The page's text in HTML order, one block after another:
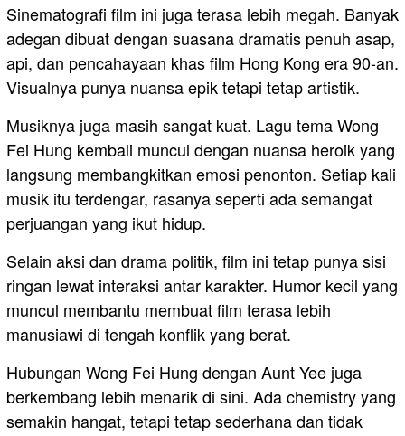
Sinematografi film ini juga terasa lebih megah. Banyak
adegan dibuat dengan suasana dramatis penuh asap,
api, dan pencahayaan khas film Hong Kong era 90-an.
Visualnya punya nuansa epik tetapi tetap artistik.
Musiknya juga masih sangat kuat. Lagu tema Wong
Fei Hung kembali muncul dengan nuansa heroik yang
langsung membangkitkan emosi penonton. Setiap kali
musik itu terdengar, rasanya seperti ada semangat
perjuangan yang ikut hidup.
Selain aksi dan drama politik, film ini tetap punya sisi
ringan lewat interaksi antar karakter. Humor kecil yang
muncul membantu membuat film terasa lebih
manusiawi di tengah konflik yang berat.
Hubungan Wong Fei Hung dengan Aunt Yee juga
berkembang lebih menarik di sini. Ada chemistry yang
semakin hangat, tetapi tetap sederhana dan tidak